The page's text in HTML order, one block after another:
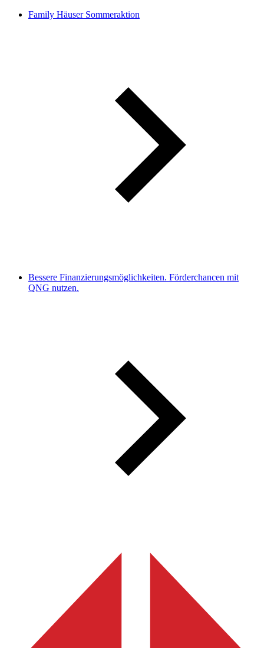
Family Häuser Sommeraktion
Bessere Finanzierungsmöglichkeiten. Förderchancen mit
QNG nutzen.